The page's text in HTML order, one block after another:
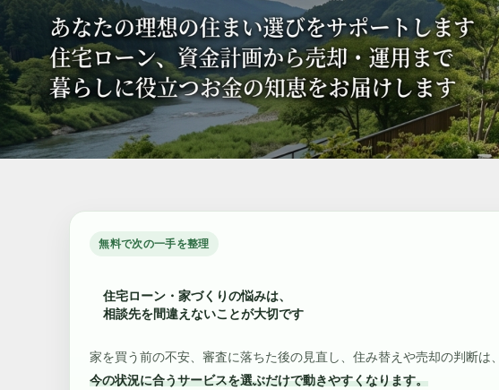
無料で次の一手を整理
住宅ローン・家づくりの悩みは、
相談先を間違えないことが大切です
家を買う前の不安、審査に落ちた後の見直し、住み替えや売却の判断は、
今の状況に合うサービスを選ぶだけで動きやすくなります。